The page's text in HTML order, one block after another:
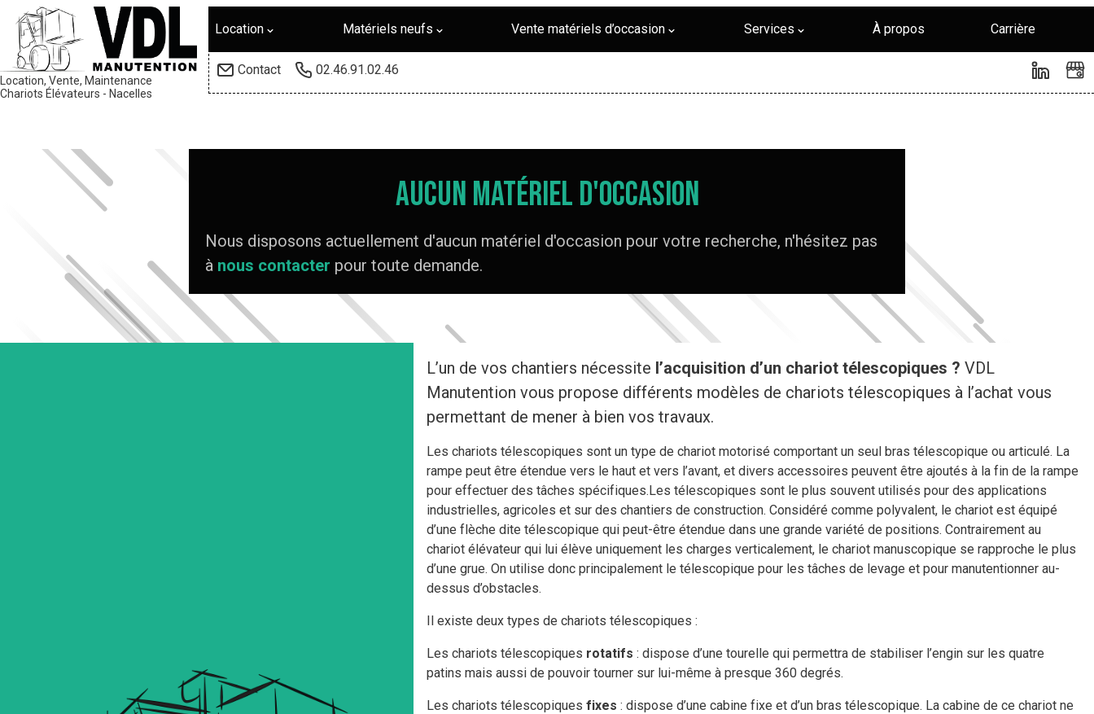
Contact 02.46.91.02.46
Location, Vente, Maintenance
Chariots Élévateurs - Nacelles
Location Matériels neufs Vente matériels d’occasion Services À propos Carrière
Aucun matériel d'occasion
Nous disposons actuellement d'aucun matériel d'occasion pour votre recherche, n'hésitez pas
à nous contacter pour toute demande.
L’un de vos chantiers nécessite l’acquisition d’un chariot télescopiques ? VDL
Manutention vous propose différents modèles de chariots télescopiques à l’achat vous
permettant de mener à bien vos travaux.
Les chariots télescopiques sont un type de chariot motorisé comportant un seul bras télescopique ou articulé. La
rampe peut être étendue vers le haut et vers l’avant, et divers accessoires peuvent être ajoutés à la fin de la rampe
pour effectuer des tâches spécifiques.Les télescopiques sont le plus souvent utilisés pour des applications
industrielles, agricoles et sur des chantiers de construction. Considéré comme polyvalent, le chariot est équipé
d’une flèche dite télescopique qui peut-être étendue dans une grande variété de positions. Contrairement au
chariot élévateur qui lui élève uniquement les charges verticalement, le chariot manuscopique se rapproche le plus
d’une grue. On utilise donc principalement le télescopique pour les tâches de levage et pour manutentionner au-
dessus d’obstacles.
Il existe deux types de chariots télescopiques :
Les chariots télescopiques rotatifs : dispose d’une tourelle qui permettra de stabiliser l’engin sur les quatre
patins mais aussi de pouvoir tourner sur lui-même à presque 360 degrés.
Les chariots télescopiques fixes : dispose d’une cabine fixe et d’un bras télescopique. La cabine de ce chariot ne